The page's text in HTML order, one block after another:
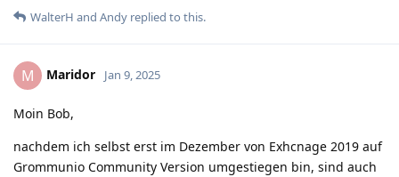
WalterH and Andy replied to this.
M Maridor Jan 9, 2025
Moin Bob,
nachdem ich selbst erst im Dezember von Exhcnage 2019 auf
Grommunio Community Version umgestiegen bin, sind auch